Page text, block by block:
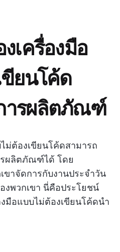
เครื่องมือ
ยนโค้ด
ารผลิตภัณฑ์
ม่ต้องเขียนโค้ดสามารถ
รผลิตภัณฑ์ได้ โดย
ขาจัดการกับงานประจำวัน
งพวกเขา นี่คือประโยชน์
มือแบบไม่ต้องเขียนโค้ดนำ